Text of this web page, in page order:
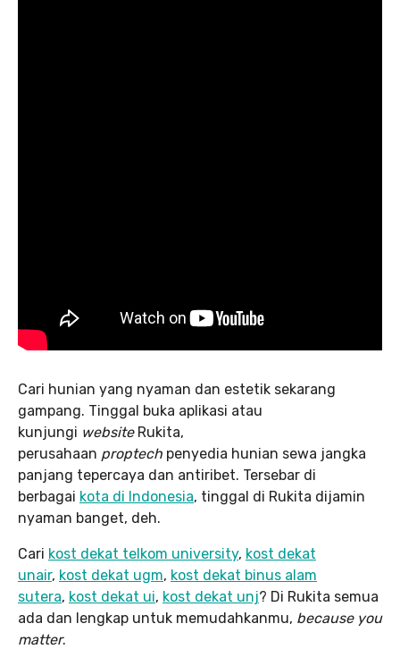
Cari hunian yang nyaman dan estetik sekarang
gampang. Tinggal buka aplikasi atau
kunjungi websiteRukita,
perusahaan proptech penyedia hunian sewa jangka
panjang tepercaya dan antiribet. Tersebar di
berbagai kota di Indonesia, tinggal di Rukita dijamin
nyaman banget, deh.
Cari kost dekat telkom university, kost dekat
unair, kost dekat ugm, kost dekat binus alam
sutera, kost dekat ui, kost dekat unj? Di Rukita semua
ada dan lengkap untuk memudahkanmu, because you
matter.